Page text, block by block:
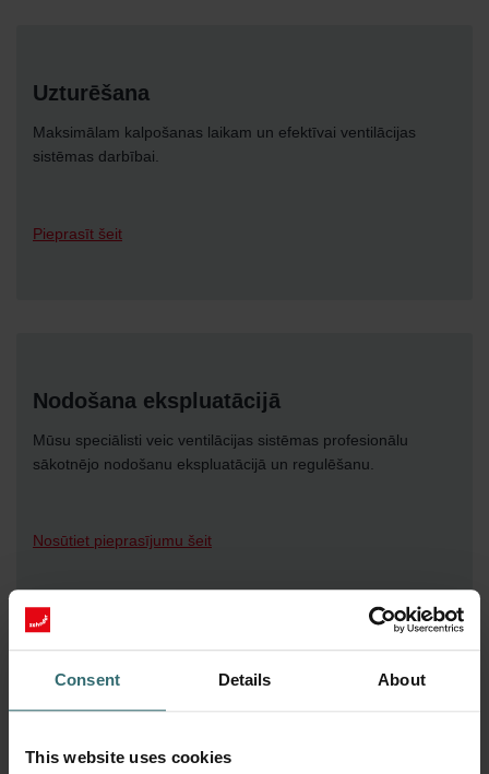
Consent Details About
This website uses cookies
Uzturēšana
Maksimālam kalpošanas laikam un efektīvai ventilācijas
sistēmas darbībai.
Pieprasīt šeit
Nodošana ekspluatācijā
Mūsu speciālisti veic ventilācijas sistēmas profesionālu
sākotnējo nodošanu ekspluatācijā un regulēšanu.
Nosūtiet pieprasījumu šeit